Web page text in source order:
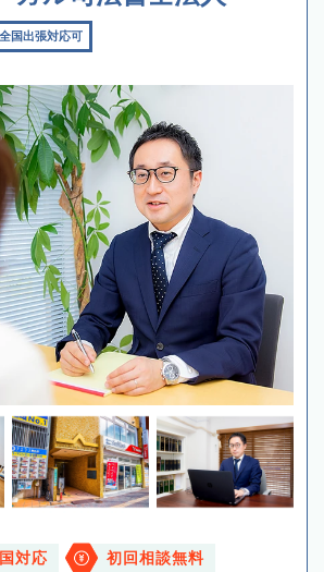
全国出張対応可
対応 初回相談無料